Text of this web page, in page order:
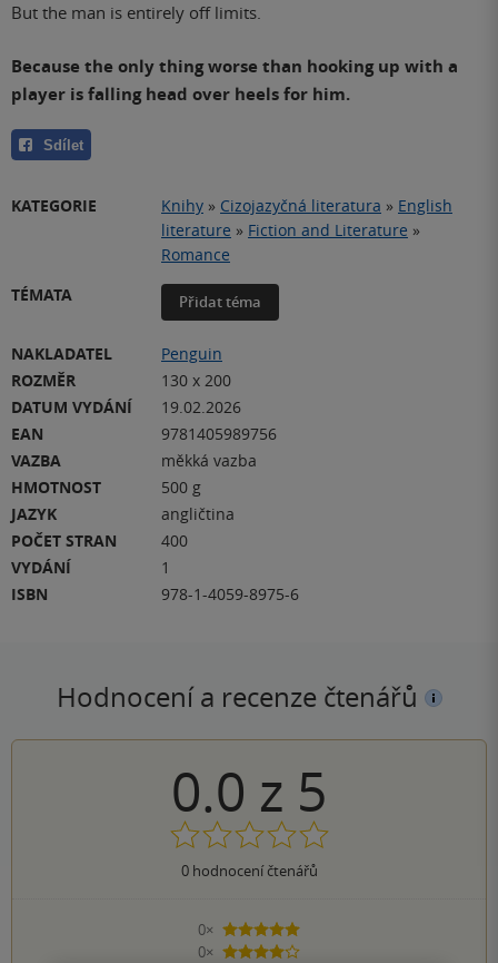
But the man is entirely off limits.
Because the only thing worse than hooking up with a
player is falling head over heels for him.
Sdílet
KATEGORIE Knihy » Cizojazyčná literatura » English
literature » Fiction and Literature »
Romance
TÉMATA
Přidat téma
NAKLADATEL
Penguin
ROZMĚR
130 x 200
DATUM VYDÁNÍ
19.02.2026
EAN
9781405989756
VAZBA
měkká vazba
HMOTNOST
500 g
JAZYK
angličtina
POČET STRAN
400
VYDÁNÍ
1
ISBN
978-1-4059-8975-6
Hodnocení a recenze čtenářů
0.0 z 5
0hodnocení čtenářů
0×
5 hvězdiček
0×
4 hvězdičky